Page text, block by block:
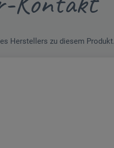
Herstellers zu diesem